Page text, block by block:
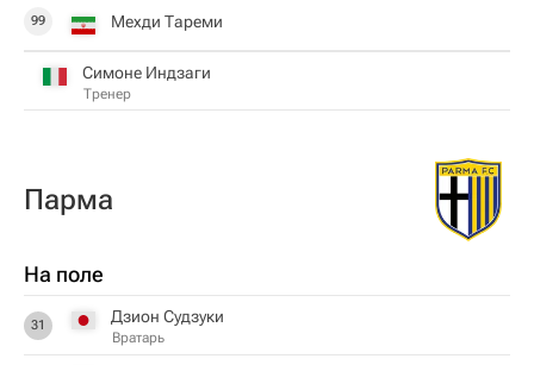
99 Мехди Тареми
Симоне Индзаги
Тренер
Парма
На поле
31 Дзион Судзуки
Вратарь